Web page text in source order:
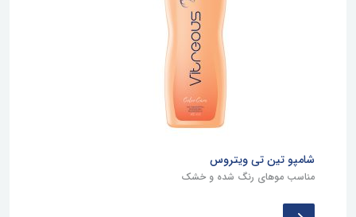
شامپو تین تی ویتروس
مناسب موهای رنگ شده و خشک